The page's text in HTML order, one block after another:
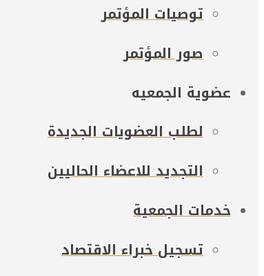
توصيات المؤتمر
صور المؤتمر
عضوية الجمعيه
لطلب العضويات الجديدة
التجديد للاعضاء الحاليين
خدمات الجمعية
تسجيل خبراء الاقتصاد